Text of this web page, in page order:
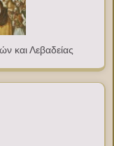
και Λεβαδείας